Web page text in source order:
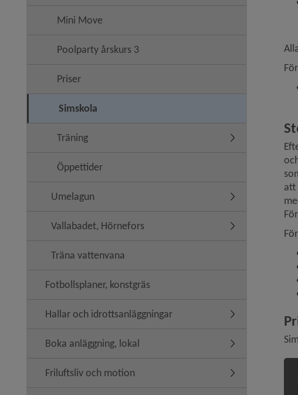
Mini Move
Poolparty årskurs 3
Priser
Simskola
Träning Undermeny för
Öppettider
Umelagun Undermeny för
Vallabadet, Hörnefors Undermeny för
Träna vattenvana
Fotbollsplaner, konstgräs
Hallar och idrottsanläggningar Undermeny för
Boka anläggning, lokal Undermeny för
Friluftsliv och motion Undermeny för
att